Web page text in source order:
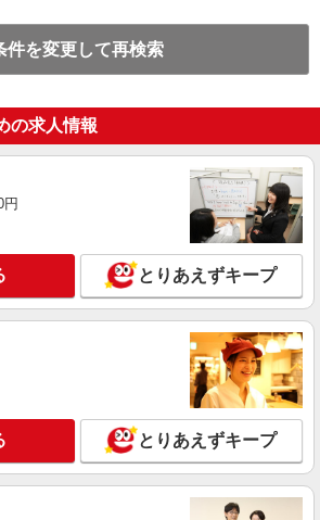
件を変更して再検索
の求人情報
円
とりあえずキープ
とりあえずキープ